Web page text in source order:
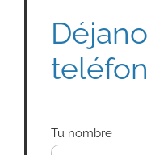
Tu nombre